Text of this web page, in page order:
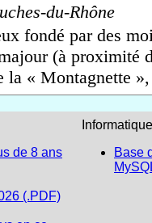
du-Rhône
fondé par des
(à proximité
la « Montagnette
de 8 ans
(.PDF)
Base